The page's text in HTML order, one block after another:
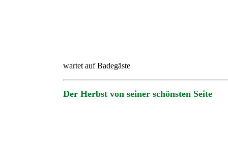
wartet auf Badegäste
Der Herbst von seiner schönsten Seite